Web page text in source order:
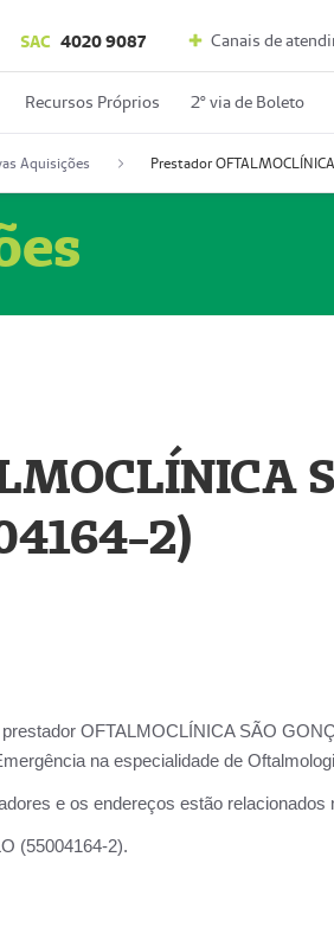
SAC 4020 9087 Canais de
Recursos Próprios 2º via de Boleto
Aquisições
2)
OFTALMOCLÍNICA SÃO
na especialidade de
e os endereços estão relacionados
GONÇALO